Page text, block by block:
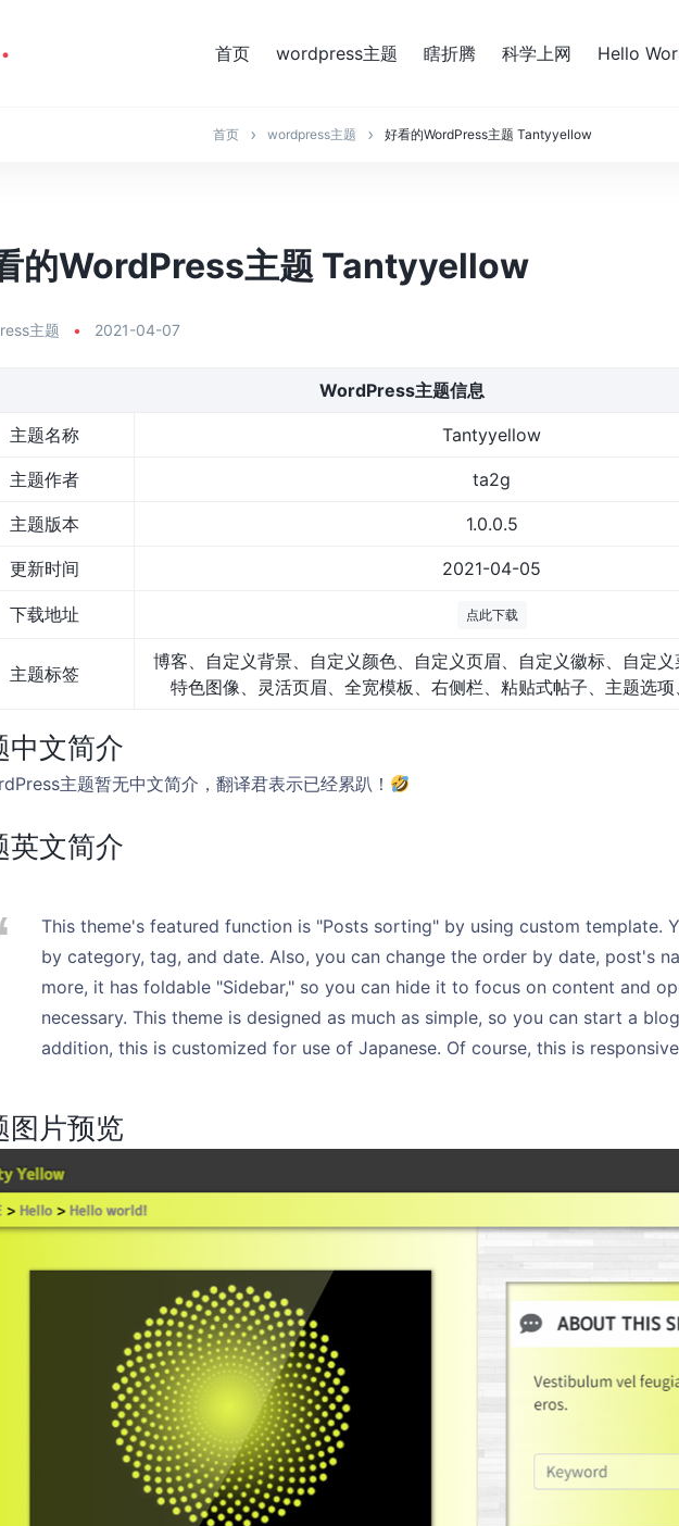
首页 wordpress主题 瞎折腾 科学上网 Hello
首页 wordpress主题 好看的WordPress主题 Tantyyellow
的WordPress主题 Tantyyellow
主题 • 2021-04-07
WordPress主题信息
主题名称 Tantyyellow
主题作者 ta2g
主题版本 1.0.0.5
更新时间 2021-04-05
下载地址 点此下载
主题标签
博客、自定义背景、自定义颜色、自定义页眉、自定义徽标、自定义
特色图像、灵活页眉、全宽模板、右侧栏、粘贴式帖子、主题选
中文简介
主题暂无中文简介，翻译君表示已经累趴！
英文简介
This theme's featured function is "Posts sorting" by using custom template.
by category, tag, and date. Also, you can change the order by date, post's
more, it has foldable "Sidebar," so you can hide it to focus on content and
necessary. This theme is designed as much as simple, so you can start a
addition, this is customized for use of Japanese. Of course, this is
图片预览